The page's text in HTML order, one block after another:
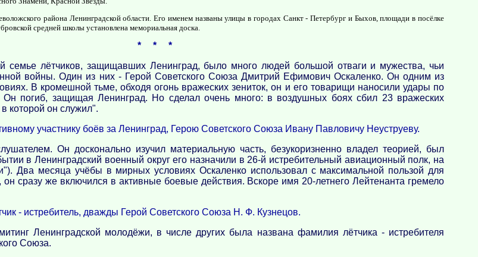
района Ленинградской области. Его именем названы улицы в городах Санкт - Петербург и Быхов, площади в посёлке
средней школы установлена мемориальная доска.
* * *
семье лётчиков, защищавших Ленинград, было много людей большой отваги и мужества, чьи
войны. Один из них - Герой Советского Союза Дмитрий Ефимович Оскаленко. Он одним из
В кромешной тьме, обходя огонь вражеских зениток, он и его товарищи наносили удары по
погиб, защищая Ленинград. Но сделал очень много: в воздушных боях сбил 23 вражеских
которой он служил".
участнику боёв за Ленинград, Герою Советского Союза Ивану Павловичу Неуструеву.
Он досконально изучил материальную часть, безукоризненно владел теорией, был
в Ленинградский военный округ его назначили в 26-й истребительный авиационный полк, на
Два месяца учёбы в мирных условиях Оскаленко использовал с максимальной пользой для
сразу же включился в активные боевые действия. Вскоре имя 20-летнего Лейтенанта гремело
- истребитель, дважды Герой Советского Союза Н. Ф. Кузнецов.
Ленинградской молодёжи, в числе других была названа фамилия лётчика - истребителя
Союза.